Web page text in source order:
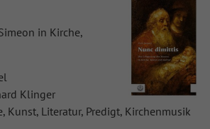
in Kirche,
Klinger
Kunst, Literatur, Predigt, Kirchenmusik